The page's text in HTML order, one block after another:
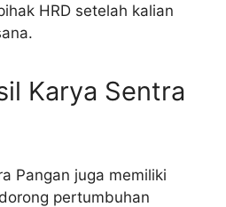
HRD setelah kalian
Karya Sentra
Pangan juga memiliki
pertumbuhan